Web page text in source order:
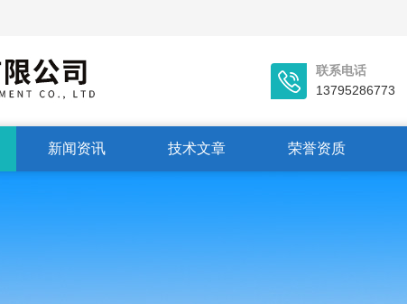
联系电话
13795286773
新闻资讯 技术文章 荣誉资质